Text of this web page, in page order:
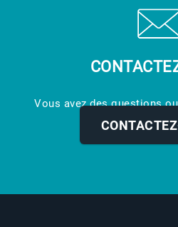
Vous avez des questions
N'hésitez pas à